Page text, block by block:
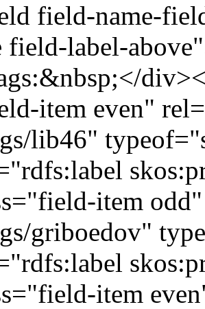
field-name-
field-label-
item even"
lib46"
item
griboedov"
item